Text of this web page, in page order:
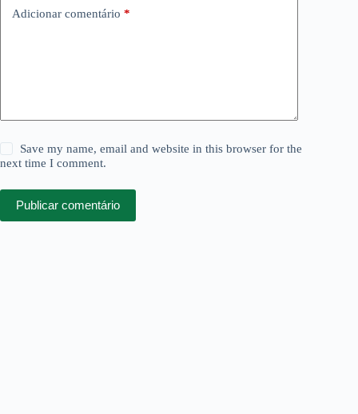
Adicionar comentário *
Save my name, email and website in this browser for the
next time I comment.
Publicar comentário